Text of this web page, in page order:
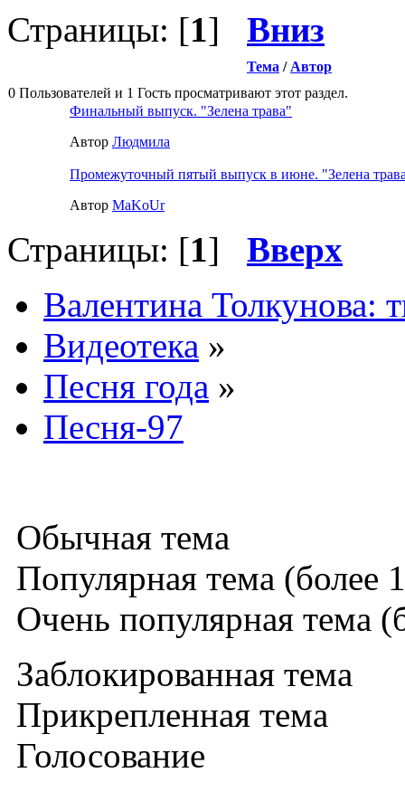
Страницы: [1] Вниз
Тема / Автор
0 Пользователей и 1 Гость просматривают этот раздел.
Финальный выпуск. "Зелена трава"
Автор Людмила
Промежуточный пятый выпуск в июне. "Зелена
Автор MaKoUr
Страницы: [1] Вверх
Валентина Толкунова:
Видеотека »
Песня года »
Песня-97
Обычная тема
Популярная тема (более
Очень популярная тема
Заблокированная тема
Прикрепленная тема
Голосование